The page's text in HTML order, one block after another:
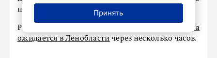
понижаться.
Ранее сообщалось, что
усиление ветра
ожидается в Ленобласти через несколько часов.
Принять